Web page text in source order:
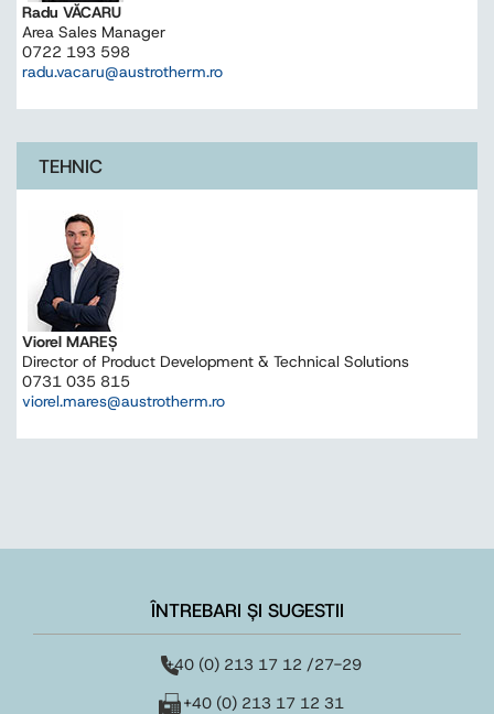
Radu VĂCARU
Area Sales Manager
0722 193 598
radu.vacaru@austrotherm.ro
TEHNIC
Viorel MAREŞ
Director of Product Development & Technical Solutions
0731 035 815
viorel.mares@austrotherm.ro
ÎNTREBARI ȘI SUGESTII
+40 (0) 213 17 12 /27-29
+40 (0) 213 17 12 31